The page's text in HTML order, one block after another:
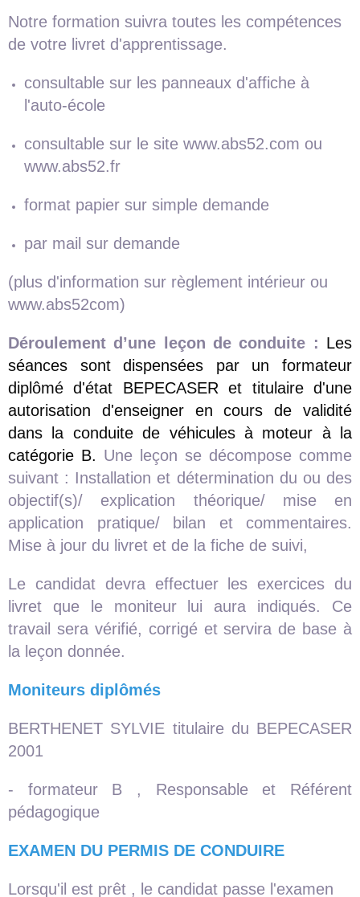
Notre formation suivra toutes les compétences
de votre livret d'apprentissage.
consultable sur les panneaux d'affiche à
l'auto-école
consultable sur le site www.abs52.com ou
www.abs52.fr
format papier sur simple demande
par mail sur demande
(plus d'information sur règlement intérieur ou
www.abs52com)
Déroulement d’une leçon de conduite : Les
séances sont dispensées par un formateur
diplômé d'état BEPECASER et titulaire d'une
autorisation d'enseigner en cours de validité
dans la conduite de véhicules à moteur à la
catégorie B. Une leçon se décompose comme
suivant : Installation et détermination du ou des
objectif(s)/ explication théorique/ mise en
application pratique/ bilan et commentaires.
Mise à jour du livret et de la fiche de suivi,
Le candidat devra effectuer les exercices du
livret que le moniteur lui aura indiqués. Ce
travail sera vérifié, corrigé et servira de base à
la leçon donnée.
Moniteurs diplômés
BERTHENET SYLVIE titulaire du BEPECASER
2001
- formateur B , Responsable et Référent
pédagogique
EXAMEN DU PERMIS DE CONDUIRE
Lorsqu'il est prêt , le candidat passe l'examen